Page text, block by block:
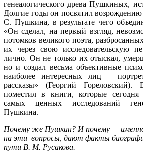
генеалогического древа Пушкиных,
Долгие годы он посвятил
С. Пушкина, в результате чего
«Он сделал, на первый взгляд,
потомков великого поэта,
их через свою исследовательскую
лично. Он не только их отыскал,
но и создал весьма объективные
наиболее интересных лиц –
рассказы» (Георгий Гореловский).
поместил в книги, которые
самых ценных исследований
Пушкина.
Почему же Пушкин? И почему —
на эти вопросы, дают факты
пути В. М. Русакова.